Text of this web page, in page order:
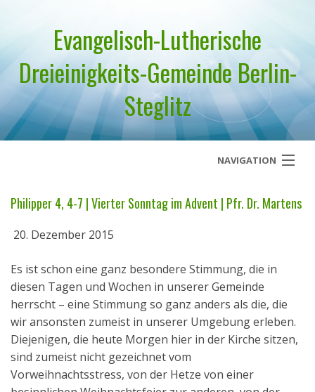
Evangelisch-Lutherische
Dreieinigkeits-Gemeinde Berlin-
Steglitz
NAVIGATION
Über uns
Geistliches Wort
Termine
Aktuelles
Kontakt
Philipper 4, 4-7 | Vierter Sonntag im Advent | Pfr. Dr. Martens
20. Dezember 2015
Es ist schon eine ganz besondere Stimmung, die in
diesen Tagen und Wochen in unserer Gemeinde
herrscht – eine Stimmung so ganz anders als die, die
wir ansonsten zumeist in unserer Umgebung erleben.
Diejenigen, die heute Morgen hier in der Kirche sitzen,
sind zumeist nicht gezeichnet vom
Vorweihnachtsstress, von der Hetze von einer